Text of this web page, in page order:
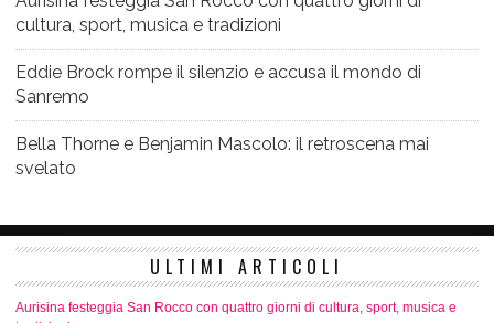
cultura, sport, musica e tradizioni
Eddie Brock rompe il silenzio e accusa il mondo di
Sanremo
Bella Thorne e Benjamin Mascolo: il retroscena mai
svelato
ULTIMI ARTICOLI
Aurisina festeggia San Rocco con quattro giorni di cultura, sport, musica e